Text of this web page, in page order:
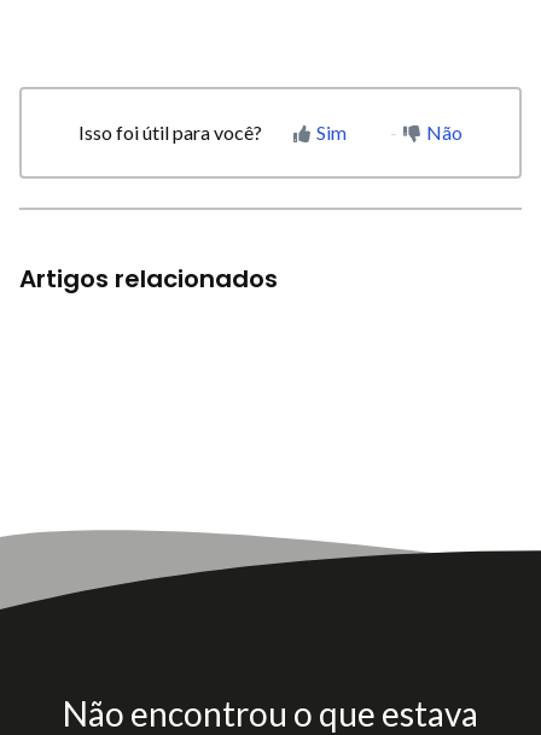
Isso foi útil para você? Sim Não
Artigos relacionados
Não encontrou o que estava